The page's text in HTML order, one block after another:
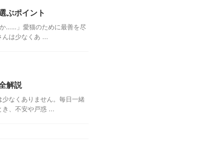
ぶポイント
……」愛猫のために最善を尽
んは少なくあ ...
解説
なくありません。毎日一緒
き、不安や戸惑 ...